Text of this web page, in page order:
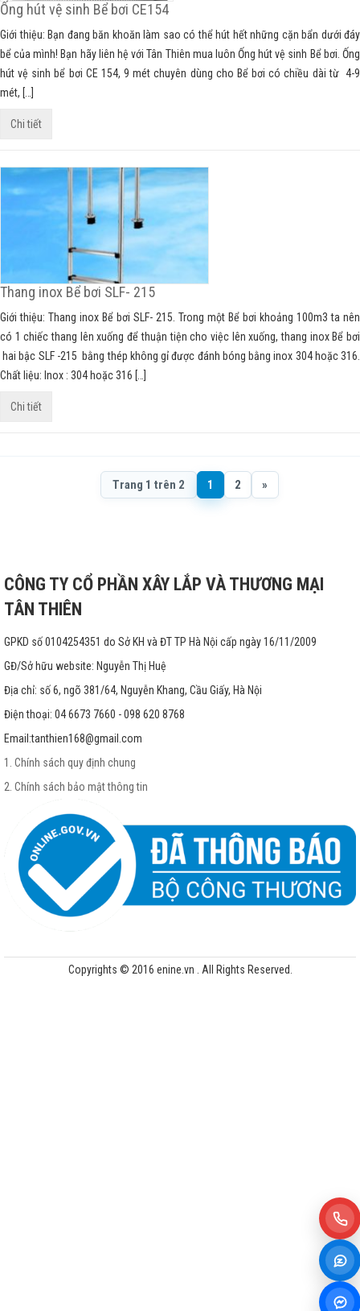
Ống hút vệ sinh Bể bơi CE154
Giới thiệu: Bạn đang băn khoăn làm sao có thể hút hết những cặn bẩn dưới đáy
bể của mình! Bạn hãy liên hệ với Tân Thiên mua luôn Ống hút vệ sinh Bể bơi. Ống
hút vệ sinh bể bơi CE 154, 9 mét chuyên dùng cho Bể bơi có chiều dài từ 4-9
mét, […]
Chi tiết
Thang inox Bể bơi SLF- 215
Giới thiệu: Thang inox Bể bơi SLF- 215. Trong một Bể bơi khoảng 100m3 ta nên
có 1 chiếc thang lên xuống để thuận tiện cho việc lên xuống, thang inox Bể bơi
hai bậc SLF -215 bằng thép không gỉ được đánh bóng bằng inox 304 hoặc 316.
Chất liệu: Inox : 304 hoặc 316 […]
Chi tiết
Trang 1 trên 2 1 2 »
CÔNG TY CỔ PHẦN XÂY LẮP VÀ THƯƠNG MẠI
TÂN THIÊN
GPKD số 0104254351 do Sở KH và ĐT TP Hà Nội cấp ngày 16/11/2009
GĐ/Sở hữu website: Nguyễn Thị Huệ
Địa chỉ: số 6, ngõ 381/64, Nguyễn Khang, Cầu Giấy, Hà Nội
Điện thoại: 04 6673 7660 - 098 620 8768
Email:tanthien168@gmail.com
1. Chính sách quy định chung
2. Chính sách bảo mật thông tin
Copyrights © 2016 enine.vn . All Rights Reserved.